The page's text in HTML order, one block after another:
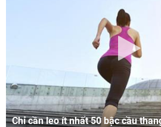
Chỉ cần leo ít nhất 50 bậc cầu